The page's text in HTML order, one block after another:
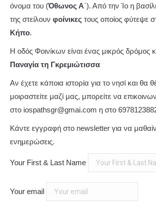
όνομα του (Όθωνος Α΄). Από την Ίο η
της στείλουν φοίνικες τους οποίος φύτεψε
Κήπο.
Η οδός Φοινίκων είναι ένας μικρός δρόμος
Παναγία τη Γκρεμιώτισσα
Αν έχετε κάποια ιστορία για το νησί και θα
μοιραστείτε μαζί μας, μπορείτε να
στο iospathsgr@gmai.com η στο
Κάντε εγγραφή στο newsletter για να
ενημερώσεις.
Your First & Last Name
Your email